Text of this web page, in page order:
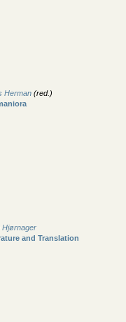
Herman (red.)
Hjørnager
and Translation